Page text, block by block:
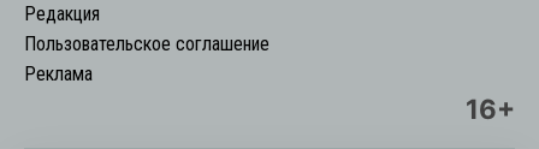
Редакция
Пользовательское соглашение
Реклама
16+